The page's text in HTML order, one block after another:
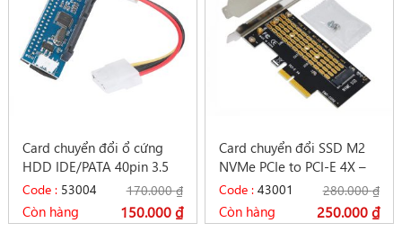
Card chuyển đổi ổ cứng
HDD IDE/PATA 40pin 3.5
inch sang SATA
170.000₫
150.000₫
Code : 53004
Còn hàng
Card chuyển đổi SSD M2
NVMe PCIe to PCI-E 4X –
SSU EM2-5002
280.000₫
250.000₫
Code :43001
Còn hàng